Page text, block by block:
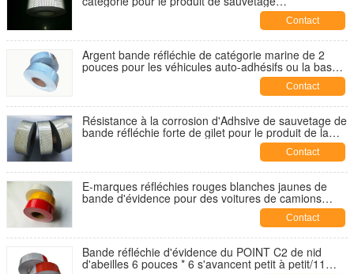
Contact
Argent bande réfléchie de catégorie marine de 2
pouces pour les véhicules auto-adhésifs ou la base
Contact
Résistance à la corrosion d'Adhsive de sauvetage de
bande réfléchie forte de gilet pour le produit de la
Contact
E-marques réfléchies rouges blanches jaunes de
bande d'évidence pour des voitures de camions
Contact
Bande réfléchie d'évidence du POINT C2 de nid
d'abeilles 6 pouces * 6 s'avancent petit à petit/11